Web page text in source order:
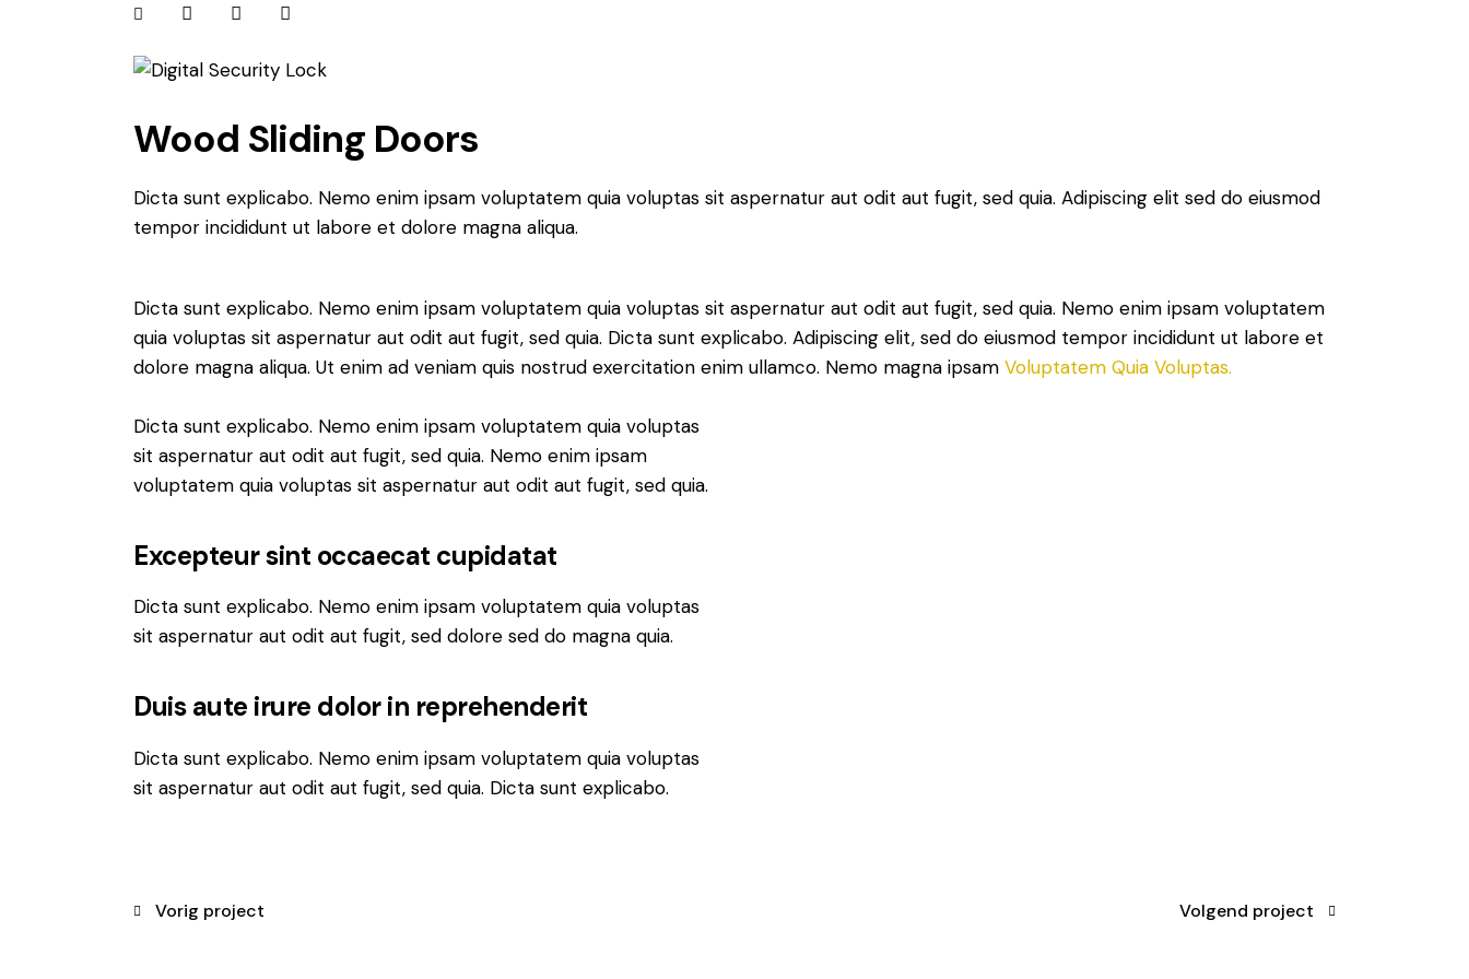
Wood Sliding Doors
Dicta sunt explicabo. Nemo enim ipsam voluptatem quia voluptas sit aspernatur aut odit aut fugit, sed quia. Adipiscing elit sed do eiusmod
tempor incididunt ut labore et dolore magna aliqua.
Dicta sunt explicabo. Nemo enim ipsam voluptatem quia voluptas sit aspernatur aut odit aut fugit, sed quia. Nemo enim ipsam voluptatem
quia voluptas sit aspernatur aut odit aut fugit, sed quia. Dicta sunt explicabo. Adipiscing elit, sed do eiusmod tempor incididunt ut labore et
dolore magna aliqua. Ut enim ad veniam quis nostrud exercitation enim ullamco. Nemo magna ipsam Voluptatem Quia Voluptas.
Dicta sunt explicabo. Nemo enim ipsam voluptatem quia voluptas
sit aspernatur aut odit aut fugit, sed quia. Nemo enim ipsam
voluptatem quia voluptas sit aspernatur aut odit aut fugit, sed quia.
Excepteur sint occaecat cupidatat
Dicta sunt explicabo. Nemo enim ipsam voluptatem quia voluptas
sit aspernatur aut odit aut fugit, sed dolore sed do magna quia.
Duis aute irure dolor in reprehenderit
Dicta sunt explicabo. Nemo enim ipsam voluptatem quia voluptas
sit aspernatur aut odit aut fugit, sed quia. Dicta sunt explicabo.
Vorig project Volgend project